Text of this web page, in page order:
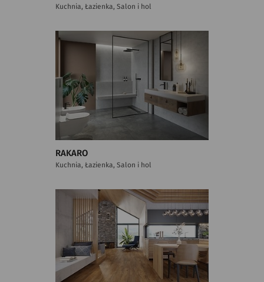
Kuchnia, Łazienka, Salon i hol
RAKARO
Kuchnia, Łazienka, Salon i hol